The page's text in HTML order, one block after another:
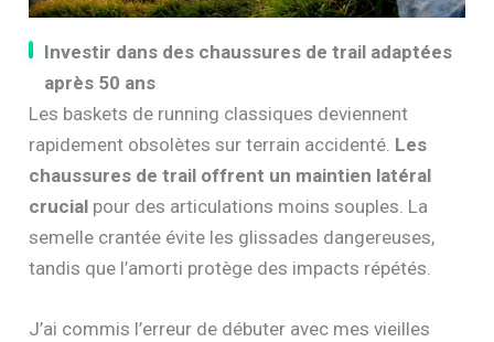
Investir dans des chaussures de trail adaptées
après 50 ans
Les baskets de running classiques deviennent
rapidement obsolètes sur terrain accidenté. Les
chaussures de trail offrent un maintien latéral
crucial pour des articulations moins souples. La
semelle crantée évite les glissades dangereuses,
tandis que l’amorti protège des impacts répétés.
J’ai commis l’erreur de débuter avec mes vieilles